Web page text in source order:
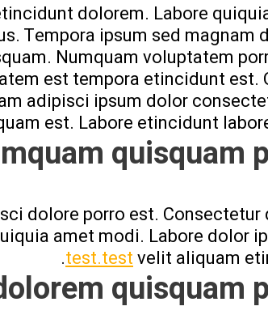
dolorem. Labore
Tempora ipsum sed magnam
Numquam voluptatem
est tempora etincidunt est.
adipisci ipsum dolor
est. Labore etincidunt
quisquam
dolore porro est. Consectetur
amet modi. Labore dolor
test.testvelit aliquam
quisquam